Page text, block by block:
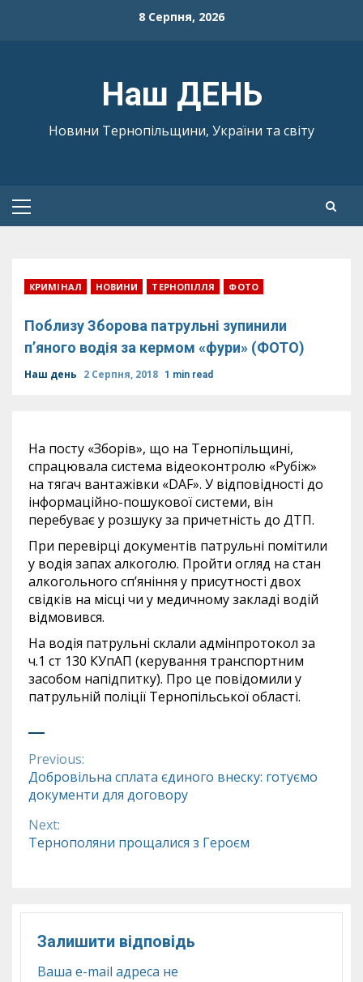
8 Серпня, 2026
Наш ДЕНЬ
Новини Тернопільщини, України та світу
Primary
КРИМІНАЛ НОВИНИ ТЕРНОПІЛЛЯ ФОТО
Поблизу Зборова патрульні зупинили
п’яного водія за кермом «фури» (ФОТО)
Наш день 2 Серпня, 2018 1 min read
На посту «Зборів», що на Тернопільщині,
спрацювала система відеоконтролю «Рубіж»
на тягач вантажівки «DAF». У відповідності до
інформаційно-пошукової системи, він
перебуває у розшуку за причетність до ДТП.
При перевірці документів патрульні помітили
у водія запах алкоголю. Пройти огляд на стан
алкогольного сп’яніння у присутності двох
свідків на місці чи у медичному закладі водій
відмовився.
На водія патрульні склали адмінпротокол за
ч.1 ст 130 КУпАП (керування транспортним
засобом напідпитку). Про це повідомили у
патрульній поліції Тернопільської області.
Continue
Reading
Previous:
Добровільна сплата єдиного внеску: готуємо
документи для договору
Next:
Тернополяни прощалися з Героєм
Залишити відповідь
Ваша e-mail адреса не